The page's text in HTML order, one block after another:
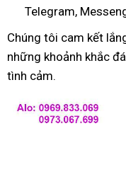
Telegram,
Chúng tôi cam kết
những khoảnh khắc
tình cảm.